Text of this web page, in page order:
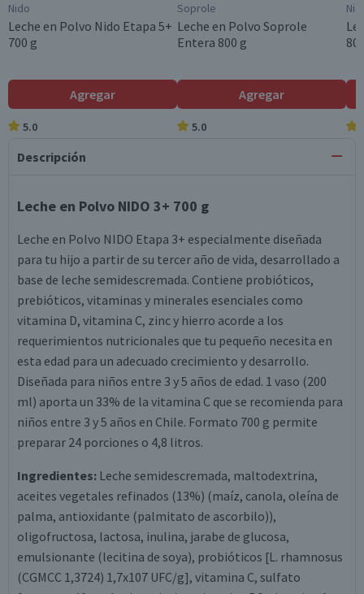
Nido
Leche en Polvo Nido Etapa 5+
700 g
Agregar
5.0
Soprole
Leche en Polvo Soprole
Entera 800 g
Agregar
5.0
Descripción
Leche en Polvo NIDO 3+ 700 g
Leche en Polvo NIDO Etapa 3+ especialmente diseñada
para tu hijo a partir de su tercer año de vida, desarrollado a
base de leche semidescremada. Contiene probióticos,
prebióticos, vitaminas y minerales esenciales como
vitamina D, vitamina C, zinc y hierro acorde a los
requerimientos nutricionales que tu pequeño necesita en
esta edad para un adecuado crecimiento y desarrollo.
Diseñada para niños entre 3 y 5 años de edad. 1 vaso (200
ml) aporta un 33% de la vitamina C que se recomienda para
niños entre 3 y 5 años en Chile. Formato 700 g permite
preparar 24 porciones o 4,8 litros.
Ingredientes: Leche semidescremada, maltodextrina,
aceites vegetales refinados (13%) (maíz, canola, oleína de
palma, antioxidante (palmitato de ascorbilo)),
oligofructosa, lactosa, inulina, jarabe de glucosa,
emulsionante (lecitina de soya), probióticos [L. rhamnosus
(CGMCC 1,3724) 1,7x107 UFC/g], vitamina C, sulfato